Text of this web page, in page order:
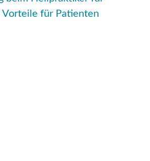
Vorteile für Patienten